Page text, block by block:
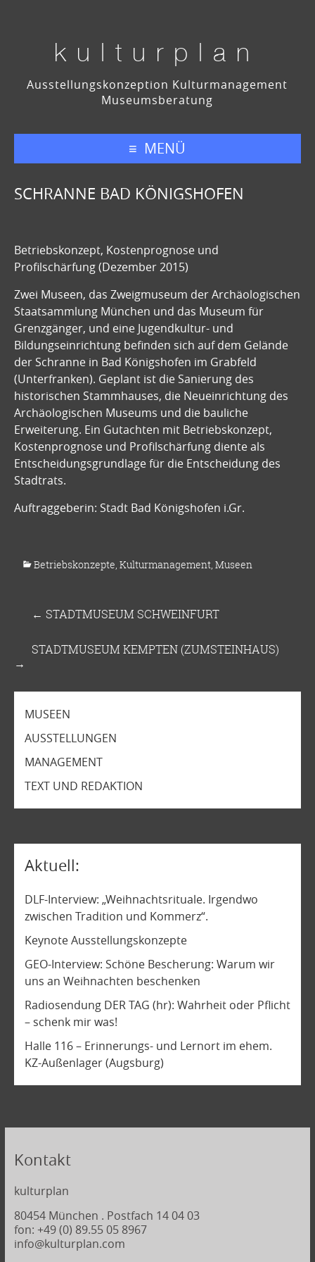
kulturplan
Ausstellungskonzeption Kulturmanagement
Museumsberatung
MENÜ
SCHRANNE BAD KÖNIGSHOFEN
Betriebskonzept, Kostenprognose und
Profilschärfung (Dezember 2015)
Zwei Museen, das Zweigmuseum der Archäologischen
Staatsammlung München und das Museum für
Grenzgänger, und eine Jugendkultur- und
Bildungseinrichtung befinden sich auf dem Gelände
der Schranne in Bad Königshofen im Grabfeld
(Unterfranken). Geplant ist die Sanierung des
historischen Stammhauses, die Neueinrichtung des
Archäologischen Museums und die bauliche
Erweiterung. Ein Gutachten mit Betriebskonzept,
Kostenprognose und Profilschärfung diente als
Entscheidungsgrundlage für die Entscheidung des
Stadtrats.
Auftraggeberin: Stadt Bad Königshofen i.Gr.
Betriebskonzepte, Kulturmanagement, Museen
← STADTMUSEUM SCHWEINFURT
STADTMUSEUM KEMPTEN (ZUMSTEINHAUS)
→
MUSEEN
AUSSTELLUNGEN
MANAGEMENT
TEXT UND REDAKTION
Aktuell
DLF-Interview: „Weihnachtsrituale. Irgendwo
zwischen Tradition und Kommerz“.
Keynote Ausstellungskonzepte
GEO-Interview: Schöne Bescherung: Warum wir
uns an Weihnachten beschenken
Radiosendung DER TAG (hr): Wahrheit oder Pflicht
– schenk mir was!
Halle 116 – Erinnerungs- und Lernort im ehem.
KZ-Außenlager (Augsburg)
Kontakt
kulturplan
80454 München . Postfach 14 04 03
fon: +49 (0) 89.55 05 8967
info@kulturplan.com